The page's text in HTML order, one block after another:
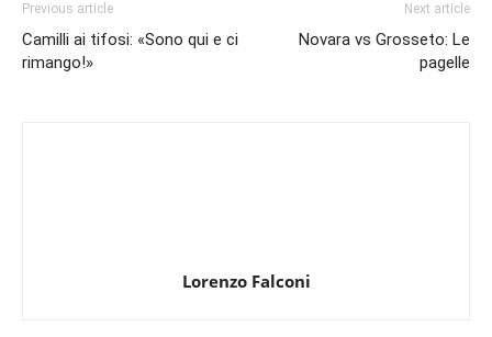
Previous article
Camilli ai tifosi: «Sono qui e ci
rimango!»
Next article
Novara vs Grosseto: Le
pagelle
Lorenzo Falconi